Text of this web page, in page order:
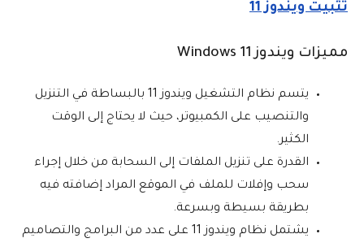
تثبيت ويندوز 11
مميزات ويندوز 11 Windows
يتسم نظام التشغيل ويندوز 11 بالبساطة في التنزيل
والتنصيب على الكمبيوتر، حيث لا يحتاج إلى الوقت
الكثير.
القدرة على تنزيل الملفات إلى السحابة من خلال إجراء
سحب وإفلات للملف في الموقع المراد إضافته فيه
بطريقة بسيطة وبسرعة.
يشتمل نظام ويندوز 11 على عدد من البرامج والتصاميم